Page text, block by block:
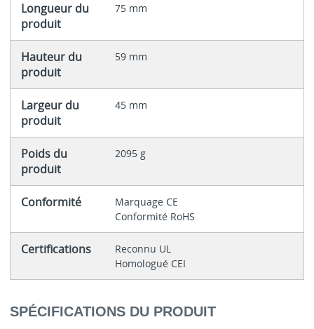
Longueur du
produit
75 mm
Hauteur du
produit
59 mm
Largeur du
produit
45 mm
Poids du
produit
2095 g
Conformité
Marquage CE
Conformité RoHS
Certifications
Reconnu UL
Homologué CEI
SPÉCIFICATIONS DU PRODUIT